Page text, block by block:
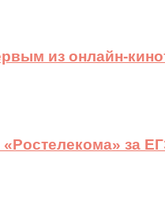
из онлайн-
за